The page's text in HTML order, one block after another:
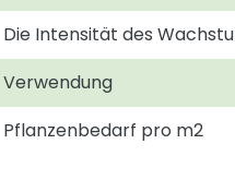
Die Intensität des
Verwendung
Pflanzenbedarf pro m2